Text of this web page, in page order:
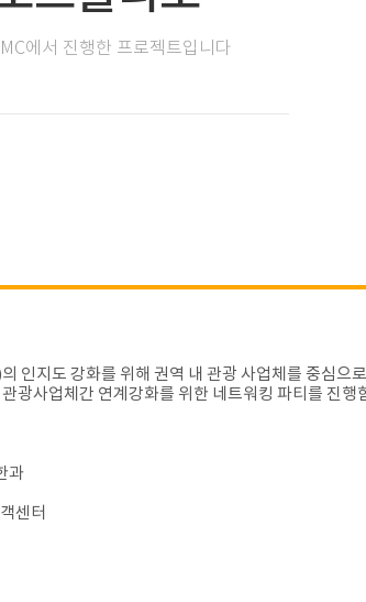
에서 진행한 프로젝트입니다
지도 강화를 위해 권역 내 관광 사업체를 중심으
광사업체간 연계강화를 위한 네트워킹 파티를 진행
과
센터